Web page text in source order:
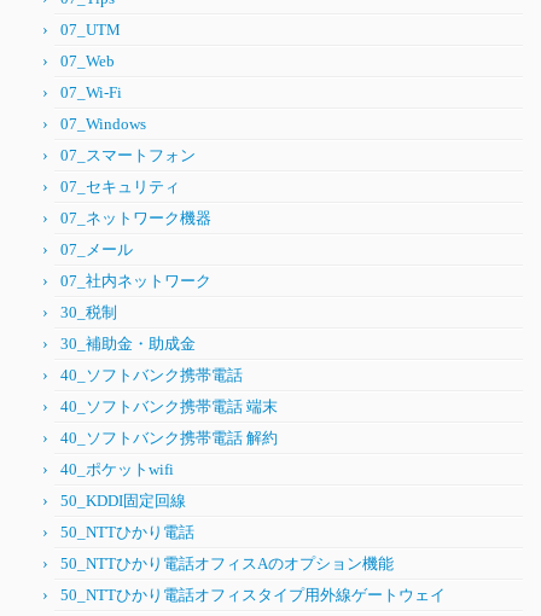
07_UTM
07_Web
07_Wi-Fi
07_Windows
07_スマートフォン
07_セキュリティ
07_ネットワーク機器
07_メール
07_社内ネットワーク
30_税制
30_補助金・助成金
40_ソフトバンク携帯電話
40_ソフトバンク携帯電話 端末
40_ソフトバンク携帯電話 解約
40_ポケットwifi
50_KDDI固定回線
50_NTTひかり電話
50_NTTひかり電話オフィスAのオプション機能
50_NTTひかり電話オフィスタイプ用外線ゲートウェイ